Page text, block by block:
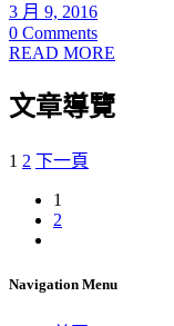
3 月 9, 2016
0 Comments
READ MORE
文章導覽
1 2 下一頁
1
2
Navigation Menu